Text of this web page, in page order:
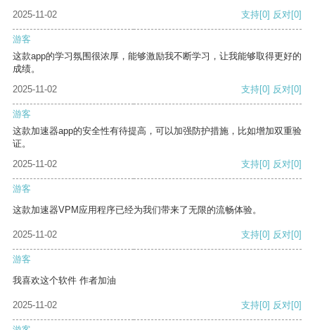
2025-11-02 支持[0] 反对[0]
游客
这款app的学习氛围很浓厚，能够激励我不断学习，让我能够取得更好的
成绩。
2025-11-02
支持[0] 反对[0]
游客
这款加速器app的安全性有待提高，可以加强防护措施，比如增加双重验
证。
2025-11-02
支持[0] 反对[0]
游客
这款加速器VPM应用程序已经为我们带来了无限的流畅体验。
2025-11-02 支持[0] 反对[0]
游客
我喜欢这个软件 作者加油
2025-11-02 支持[0] 反对[0]